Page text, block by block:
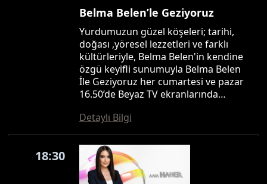
Belma Belen’le Geziyoruz
Yurdumuzun güzel köşeleri; tarihi,
doğası ,yöresel lezzetleri ve farklı
kültürleriyle, Belma Belen'in kendine
özgü keyifli sunumuyla Belma Belen
İle Geziyoruz her cumartesi ve pazar
16.50’de Beyaz TV ekranlarında…
Detaylı Bilgi
18:30